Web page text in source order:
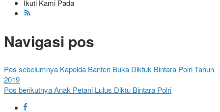
Ikuti Kami Pada
Navigasi pos
Pos sebelumnya Kapolda Banten Buka Diktuk Bintara Polri Tahun
2019
Pos berikutnyaAnak Petani Lulus Diktu Bintara Polri